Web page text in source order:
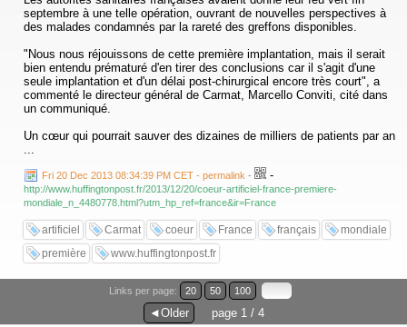
septembre à une telle opération, ouvrant de nouvelles perspectives à
des malades condamnés par la rareté des greffons disponibles.
"Nous nous réjouissons de cette première implantation, mais il serait
bien entendu prématuré d'en tirer des conclusions car il s'agit d'une
seule implantation et d'un délai post-chirurgical encore très court", a
commenté le directeur général de Carmat, Marcello Conviti, cité dans
un communiqué.
Un cœur qui pourrait sauver des dizaines de milliers de patients par an
...
Fri 20 Dec 2013 08:34:39 PM CET - permalink - -
http://www.huffingtonpost.fr/2013/12/20/coeur-artificiel-france-premiere-
mondiale_n_4480778.html?utm_hp_ref=france&ir=France
artificiel Carmat coeur France français
mondiale
première
www.huffingtonpost.fr
Links per page: 20 50 100
◄Older page 1 / 4